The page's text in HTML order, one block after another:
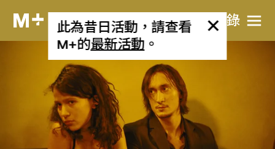
目​錄
此為昔日活動，請查看
M+的最新活動 。